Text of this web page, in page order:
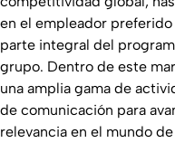
en el empleador
parte integral del
grupo. Dentro de este
una amplia gama de
de comunicación para
relevancia en el mundo